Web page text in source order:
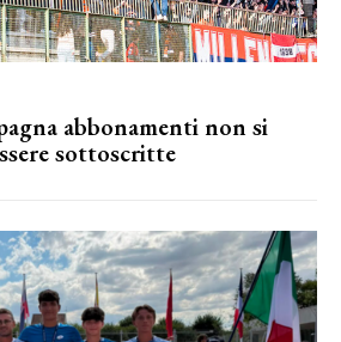
abbonamenti non si
sottoscritte